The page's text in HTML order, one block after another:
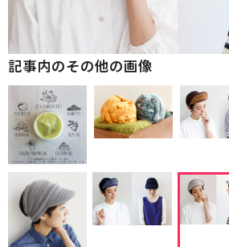
記事内のその他の画像